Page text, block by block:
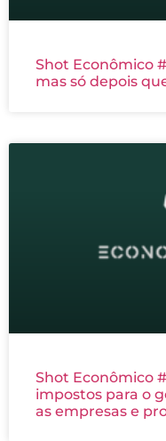
Shot Econômico
mas só depois
Shot Econômico
impostos para o
as empresas e